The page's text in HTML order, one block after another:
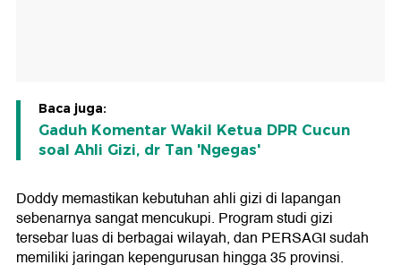
Baca juga:
Gaduh Komentar Wakil Ketua DPR Cucun
soal Ahli Gizi, dr Tan 'Ngegas'
Doddy memastikan kebutuhan ahli gizi di lapangan
sebenarnya sangat mencukupi. Program studi gizi
tersebar luas di berbagai wilayah, dan PERSAGI sudah
memiliki jaringan kepengurusan hingga 35 provinsi.